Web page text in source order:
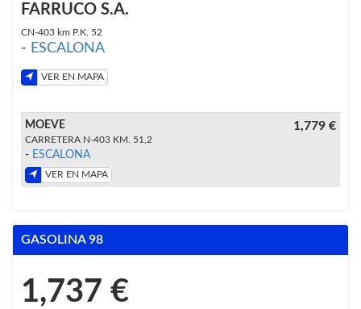
FARRUCO S.A.
CN-403 km P.K. 52
- ESCALONA
VER EN MAPA
MOEVE
CARRETERA N-403 KM. 51,2
- ESCALONA
VER EN MAPA
1,779 €
GASOLINA 98
1,737 €